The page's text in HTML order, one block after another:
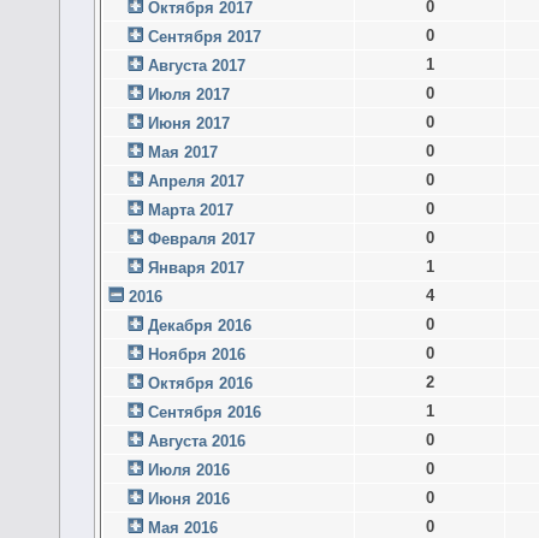
Октября 2017
0
Сентября 2017
0
Августа 2017
1
Июля 2017
0
Июня 2017
0
Мая 2017
0
Апреля 2017
0
Марта 2017
0
Февраля 2017
0
Января 2017
1
2016
4
Декабря 2016
0
Ноября 2016
0
Октября 2016
2
Сентября 2016
1
Августа 2016
0
Июля 2016
0
Июня 2016
0
Мая 2016
0